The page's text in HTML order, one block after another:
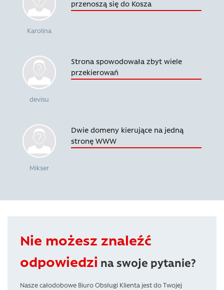
Karolina
przenoszą się do Kosza
devisu
Strona spowodowała zbyt wiele
przekierowań
Mikser
Dwie domeny kierujące na jedną
stronę WWW
Nie możesz znaleźć
odpowiedzi na swoje pytanie?
Nasze całodobowe Biuro Obsługi Klienta jest do Twojej